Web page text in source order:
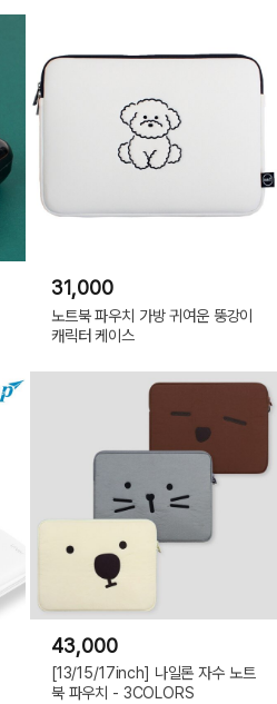
31,000
노트북 파우치 가방 귀여운 뚱강이
캐릭터 케이스
43,000
[13/15/17inch] 나일론 자수 노트
북 파우치 - 3COLORS